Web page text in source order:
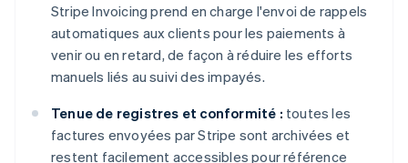
Stripe Invoicing prend en charge l'envoi de rappels
automatiques aux clients pour les paiements à
venir ou en retard, de façon à réduire les efforts
manuels liés au suivi des impayés.
Tenue de registres et conformité : toutes les
factures envoyées par Stripe sont archivées et
restent facilement accessibles pour référence